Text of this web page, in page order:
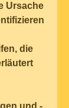
Ursache
die